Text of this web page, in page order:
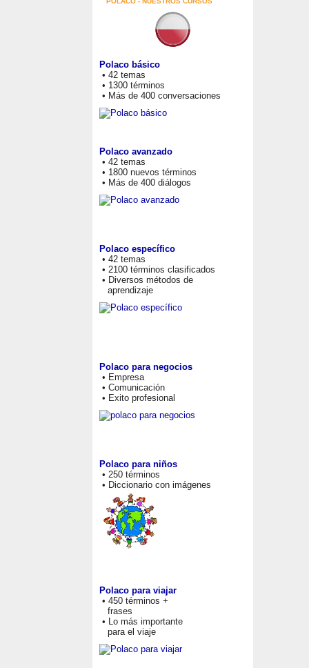
Polaco básico
• 42 temas
• 1300 términos
• Más de 400 conversaciones
Polaco avanzado
• 42 temas
• 1800 nuevos términos
• Más de 400 diálogos
Polaco específico
• 42 temas
• 2100 términos clasificados
• Diversos métodos de
aprendizaje
Polaco para negocios
• Empresa
• Comunicación
• Exito profesional
Polaco para niños
• 250 términos
• Diccionario con imágenes
Polaco para viajar
• 450 términos +
frases
• Lo más importante
para el viaje